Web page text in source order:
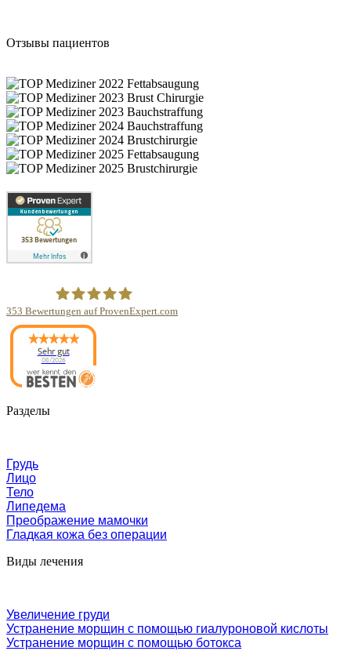
Отзывы пациентов
Panaesthetics
353 Bewertungen auf ProvenExpert.com
Sehr gut
08/2026
Разделы
Грудь
Лицо
Тело
Липедема
Преображение мамочки
Гладкая кожа без операции
Виды лечения
Увеличение груди
Устранение морщин с помощью гиалуроновой кислоты
Устранение морщин с помощью ботокса